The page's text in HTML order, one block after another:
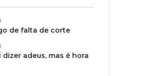
de falta de corte
dizer adeus, mas é hora